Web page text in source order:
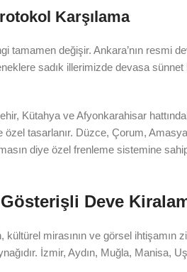
Karşılama
değişir. Ankara’nın resmi
sadık illerimizde devasa
Kütahya ve Afyonkarahisar
özel tasarlanır. Düzce, Çorum,
diye özel frenleme sistemine
Deve
mirasının ve görsel ihtişamın
İzmir, Aydın, Muğla, Manisa,